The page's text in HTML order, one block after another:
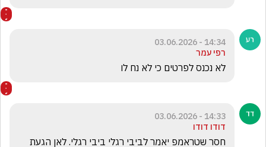
14:34 - 03.06.2026
רפי עמר
לא נכנס לפרטים כי לא נח לו
14:33 - 03.06.2026
דודו דודו